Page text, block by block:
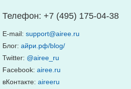
Телефон: +7 (495) 175-04-38
E-mail: support@airee.ru
Блог: айри.рф/blog/
Twitter: @airee_ru
Facebook: airee.ru
вКонтакте: aireeru